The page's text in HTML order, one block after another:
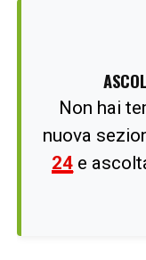
Non hai
nuova
24 e